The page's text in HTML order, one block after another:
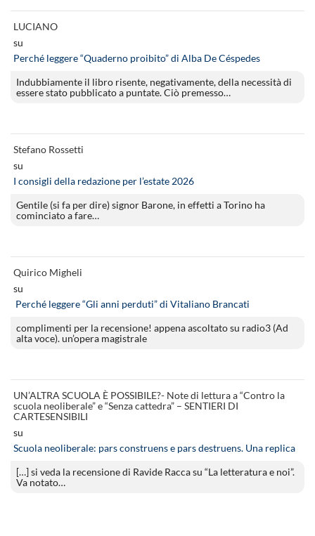
LUCIANO
su
Perché leggere “Quaderno proibito” di Alba De Céspedes
Indubbiamente il libro risente, negativamente, della necessità di
essere stato pubblicato a puntate. Ciò premesso…
Stefano Rossetti
su
I consigli della redazione per l’estate 2026
Gentile (si fa per dire) signor Barone, in effetti a Torino ha
cominciato a fare…
Quirico Migheli
su
Perché leggere “Gli anni perduti” di Vitaliano Brancati
complimenti per la recensione! appena ascoltato su radio3 (Ad
alta voce). un’opera magistrale
UN’ALTRA SCUOLA È POSSIBILE?- Note di lettura a “Contro la
scuola neoliberale” e “Senza cattedra” – SENTIERI DI
CARTESENSIBILI
su
Scuola neoliberale: pars construens e pars destruens. Una replica
[…] si veda la recensione di Ravide Racca su “La letteratura e noi”.
Va notato…